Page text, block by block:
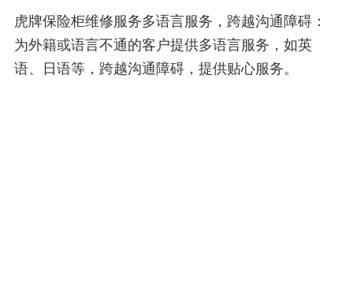
虎牌保险柜维修服务多语言服务，跨越沟通障碍：
为外籍或语言不通的客户提供多语言服务，如英
语、日语等，跨越沟通障碍，提供贴心服务。